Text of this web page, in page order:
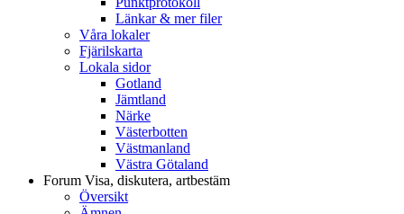
Länkar & mer filer
Våra lokaler
Fjärilskarta
Lokala sidor
Gotland
Jämtland
Närke
Västerbotten
Västmanland
Västra Götaland
Forum Visa, diskutera, artbestäm
Översikt